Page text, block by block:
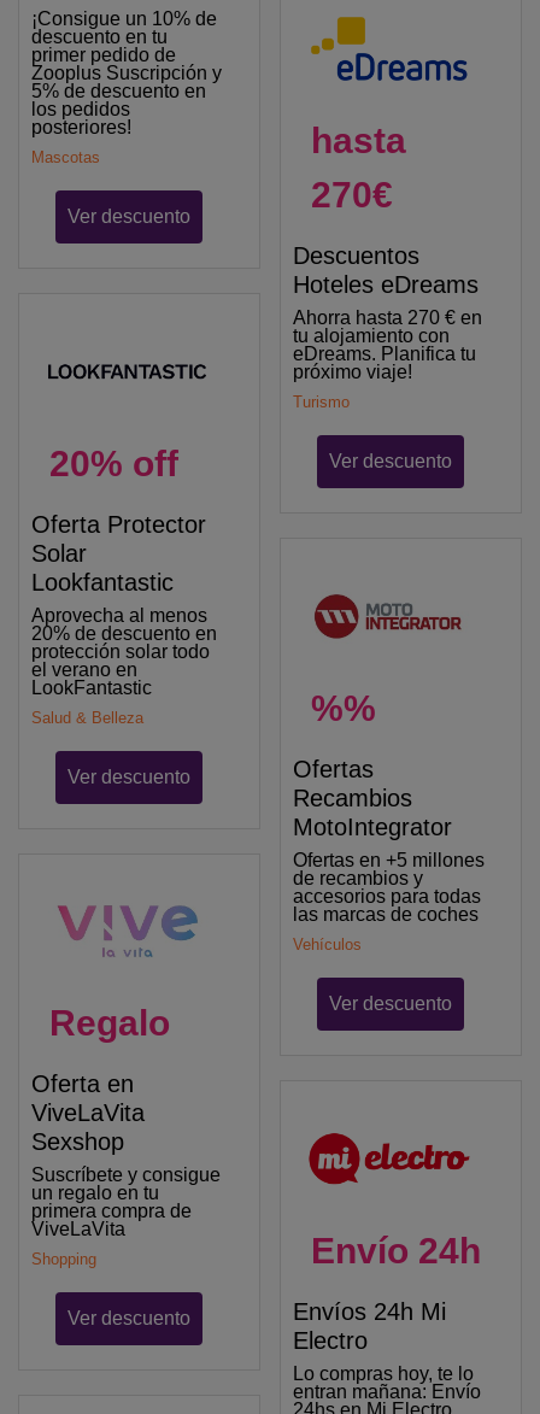
¡Consigue un 10% de
descuento en tu
primer pedido de
Zooplus Suscripción y
5% de descuento en
los pedidos
posteriores!
Mascotas
Ver descuento
20% off
Oferta Protector
Solar
Lookfantastic
Aprovecha al menos
20% de descuento en
protección solar todo
el verano en
LookFantastic
Salud & Belleza
Ver descuento
Regalo
Oferta en
ViveLaVita
Sexshop
Suscríbete y consigue
un regalo en tu
primera compra de
ViveLaVita
Shopping
Ver descuento
hasta
270€
Descuentos
Hoteles eDreams
Ahorra hasta 270 € en
tu alojamiento con
eDreams. Planifica tu
próximo viaje!
Turismo
Ver descuento
%%
Ofertas
Recambios
MotoIntegrator
Ofertas en +5 millones
de recambios y
accesorios para todas
las marcas de coches
Vehículos
Ver descuento
Envío 24h
Envíos 24h Mi
Electro
Lo compras hoy, te lo
entran mañana: Envío
24hs en Mi Electro